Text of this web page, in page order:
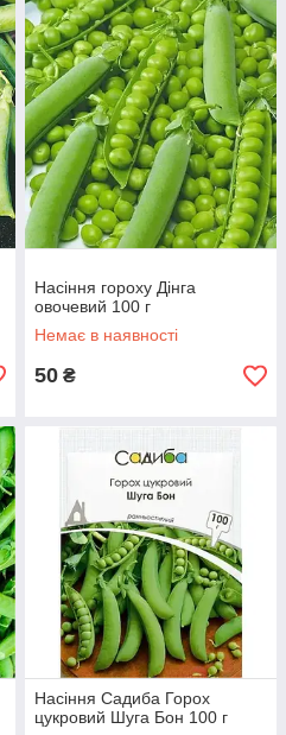
Насіння гороху Дінга
овочевий 100 г
Немає в наявності
50 ₴
Насіння Садиба Горох
цукровий Шуга Бон 100 г